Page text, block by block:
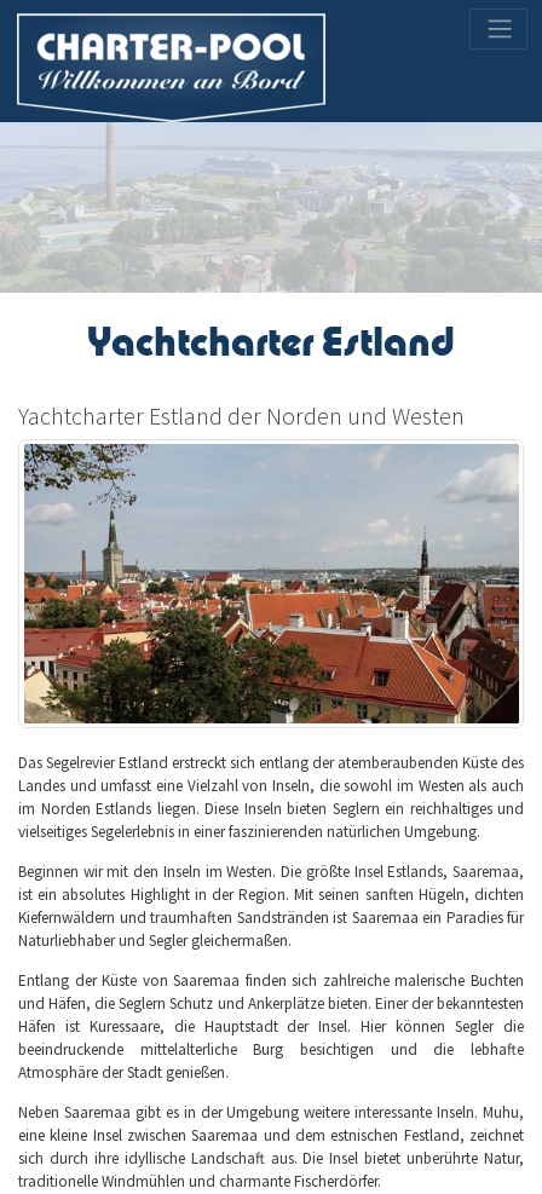
Previous Next
Yachtcharter Estland
Yachtcharter Estland der Norden und Westen
Das Segelrevier Estland erstreckt sich entlang der atemberaubenden Küste des
Landes und umfasst eine Vielzahl von Inseln, die sowohl im Westen als auch
im Norden Estlands liegen. Diese Inseln bieten Seglern ein reichhaltiges und
vielseitiges Segelerlebnis in einer faszinierenden natürlichen Umgebung.
Beginnen wir mit den Inseln im Westen. Die größte Insel Estlands, Saaremaa,
ist ein absolutes Highlight in der Region. Mit seinen sanften Hügeln, dichten
Kiefernwäldern und traumhaften Sandstränden ist Saaremaa ein Paradies für
Naturliebhaber und Segler gleichermaßen.
Entlang der Küste von Saaremaa finden sich zahlreiche malerische Buchten
und Häfen, die Seglern Schutz und Ankerplätze bieten. Einer der bekanntesten
Häfen ist Kuressaare, die Hauptstadt der Insel. Hier können Segler die
beeindruckende mittelalterliche Burg besichtigen und die lebhafte
Atmosphäre der Stadt genießen.
Neben Saaremaa gibt es in der Umgebung weitere interessante Inseln. Muhu,
eine kleine Insel zwischen Saaremaa und dem estnischen Festland, zeichnet
sich durch ihre idyllische Landschaft aus. Die Insel bietet unberührte Natur,
traditionelle Windmühlen und charmante Fischerdörfer.